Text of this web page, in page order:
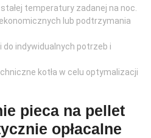
temperatury zadanej na noc.
lub podtrzymania
indywidualnych potrzeb i
kotła w celu optymalizacji
pieca na pellet
opłacalne